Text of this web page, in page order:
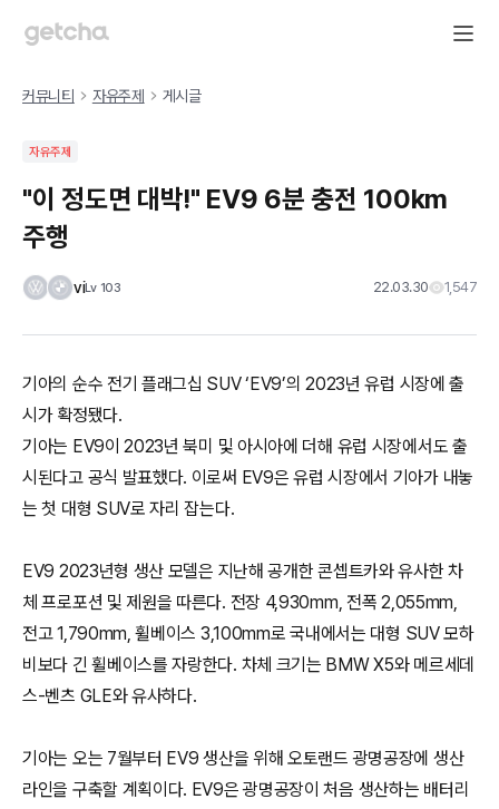
커뮤니티 자유주제 게시글
자유주제
"이 정도면 대박!" EV9 6분 충전 100km
주행
viLv 103 22.03.30 1,547
기아의 순수 전기 플래그십 SUV ‘EV9’의 2023년 유럽 시장에 출
시가 확정됐다.
기아는 EV9이 2023년 북미 및 아시아에 더해 유럽 시장에서도 출
시된다고 공식 발표했다. 이로써 EV9은 유럽 시장에서 기아가 내놓
는 첫 대형 SUV로 자리 잡는다.
EV9 2023년형 생산 모델은 지난해 공개한 콘셉트카와 유사한 차
체 프로포션 및 제원을 따른다. 전장 4,930mm, 전폭 2,055mm,
전고 1,790mm, 휠베이스 3,100mm로 국내에서는 대형 SUV 모하
비보다 긴 휠베이스를 자랑한다. 차체 크기는 BMW X5와 메르세데
스-벤츠 GLE와 유사하다.
기아는 오는 7월부터 EV9 생산을 위해 오토랜드 광명공장에 생산
라인을 구축할 계획이다. EV9은 광명공장이 처음 생산하는 배터리